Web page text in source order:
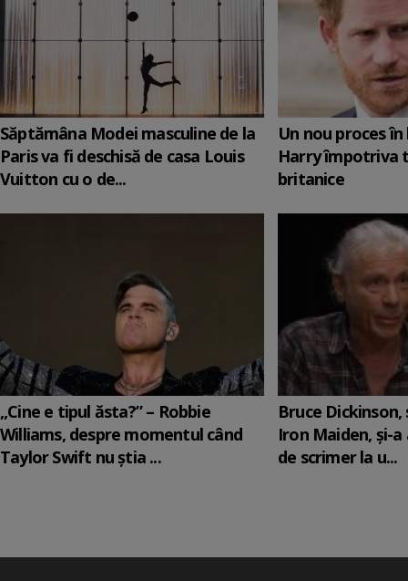
Săptămâna Modei masculine de la
Paris va fi deschisă de casa Louis
Vuitton cu o de...
Un nou proces
Harry împotriva
britanice
„Cine e tipul ăsta?” – Robbie
Williams, despre momentul când
Taylor Swift nu știa ...
Bruce
Iron Maiden, şi-
de scrimer la u...